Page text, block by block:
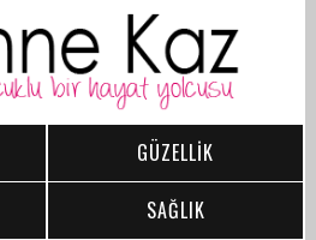
GÜZELLİK
SAĞLIK